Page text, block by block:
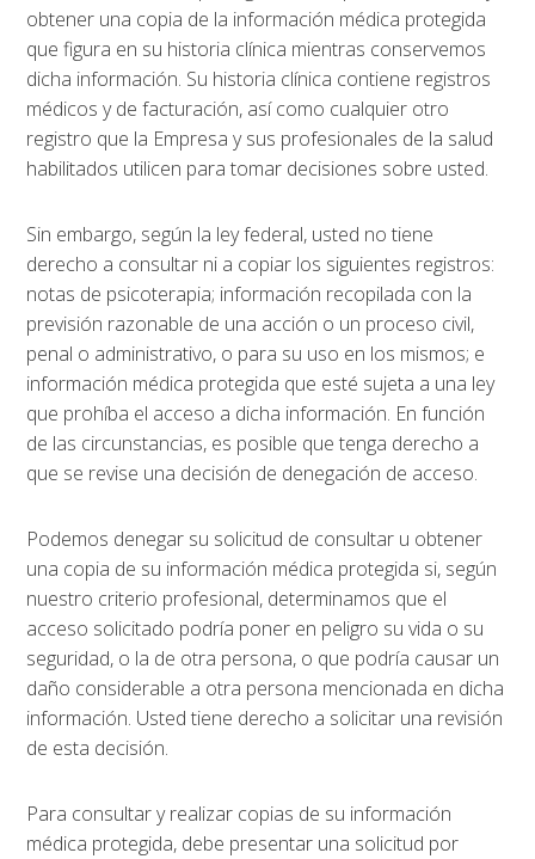
obtener una copia de la información médica protegida
que figura en su historia clínica mientras conservemos
dicha información. Su historia clínica contiene registros
médicos y de facturación, así como cualquier otro
registro que la Empresa y sus profesionales de la salud
habilitados utilicen para tomar decisiones sobre usted.
Sin embargo, según la ley federal, usted no tiene
derecho a consultar ni a copiar los siguientes registros:
notas de psicoterapia; información recopilada con la
previsión razonable de una acción o un proceso civil,
penal o administrativo, o para su uso en los mismos; e
información médica protegida que esté sujeta a una ley
que prohíba el acceso a dicha información. En función
de las circunstancias, es posible que tenga derecho a
que se revise una decisión de denegación de acceso.
Podemos denegar su solicitud de consultar u obtener
una copia de su información médica protegida si, según
nuestro criterio profesional, determinamos que el
acceso solicitado podría poner en peligro su vida o su
seguridad, o la de otra persona, o que podría causar un
daño considerable a otra persona mencionada en dicha
información. Usted tiene derecho a solicitar una revisión
de esta decisión.
Para consultar y realizar copias de su información
médica protegida, debe presentar una solicitud por